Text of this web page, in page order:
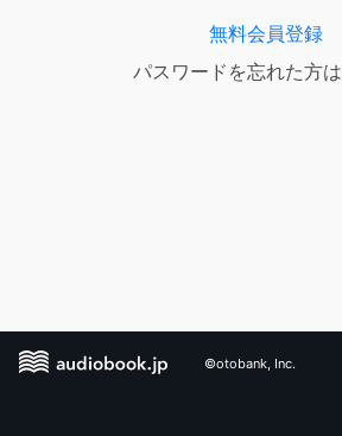
無料会員登録
パスワードを忘れた方は
©otobank, Inc.